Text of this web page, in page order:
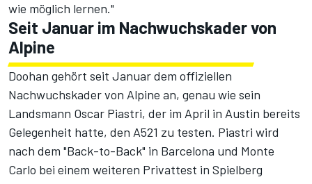
wie möglich lernen."
Seit Januar im Nachwuchskader von
Alpine
Doohan gehört seit Januar dem offiziellen
Nachwuchskader von Alpine an, genau wie sein
Landsmann Oscar Piastri, der im April in Austin bereits
Gelegenheit hatte, den A521 zu testen. Piastri wird
nach dem "Back-to-Back" in Barcelona und Monte
Carlo bei einem weiteren Privattest in Spielberg